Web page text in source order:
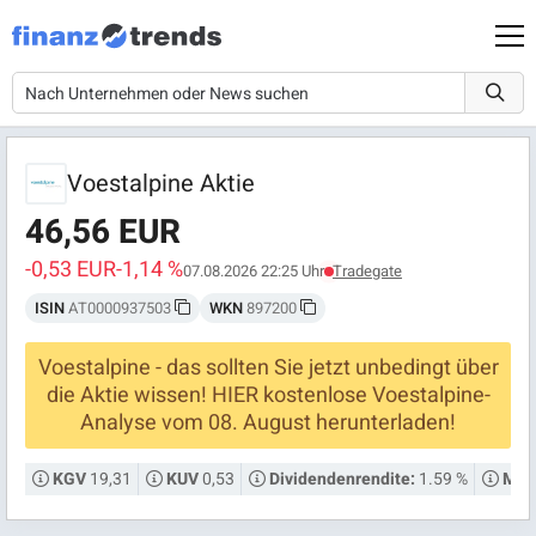
Voestalpine Aktie
46,56 EUR
-0,53 EUR-1,14 %07.08.2026 22:25 Uhr Tradegate
ISINAT0000937503 WKN897200
Voestalpine - das sollten Sie jetzt unbedingt über
die Aktie wissen! HIER kostenlose Voestalpine-
Analyse vom 08. August herunterladen!
KGV19,31 KUV0,53 Dividendenrendite: 1.59 %